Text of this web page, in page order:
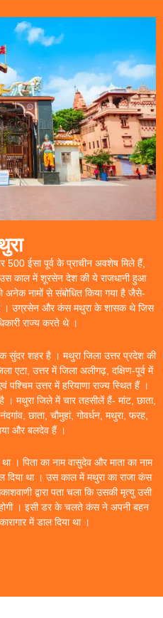
500 ईसा पूर्व के प्राचीन अवशेष मिले हैं,
उस काल में शूरसेन देश की ये राजधानी हुआ
अनेक नामों से संबोधित किया गया है जैसे-
। उग्रसेन और कंस मथुरा के शासक थे जिस
राज्य करते थे ।
सुंदर शहर है । मथुरा जिला उत्तर प्रदेश की
एटा, उत्तर में जिला अलीगढ़, दक्षिण-पूर्व में
पश्चिम उत्तर में हरियाणा राज्य स्थित हैं ।
। मथुरा जिले में चार तहसीलें हैं- मांट, छाता,
छाता, चौमुहां, गोवर्धन, मथुरा, फरह,
और बलदेव हैं ।
। पिता का नाम वासुदेव और माता का नाम
दिया था । उस काल में मथुरा का राजा कंस
द्वारा पता चला कि उसकी मृत्यु उसी
। इसी डर के चलते कंस ने अपनी बहन
में डाल दिया था ।